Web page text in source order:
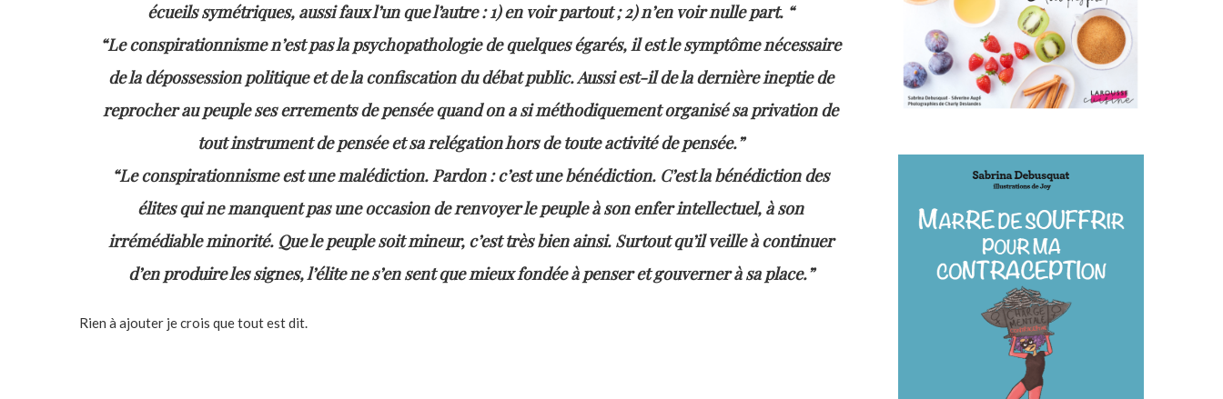
écueils symétriques, aussi faux l’un que l’autre : 1) en voir partout ; 2) n’en voir nulle part. “
“Le conspirationnisme n’est pas la psychopathologie de quelques égarés, il est le symptôme nécessaire
de la dépossession politique et de la confiscation du débat public. Aussi est-il de la dernière ineptie de
reprocher au peuple ses errements de pensée quand on a si méthodiquement organisé sa privation de
tout instrument de pensée et sa relégation hors de toute activité de pensée.”
“Le conspirationnisme est une malédiction. Pardon : c’est une bénédiction. C’est la bénédiction des
élites qui ne manquent pas une occasion de renvoyer le peuple à son enfer intellectuel, à son
irrémédiable minorité. Que le peuple soit mineur, c’est très bien ainsi. Surtout qu’il veille à continuer
d’en produire les signes, l’élite ne s’en sent que mieux fondée à penser et gouverner à sa place.”
Rien à ajouter je crois que tout est dit.